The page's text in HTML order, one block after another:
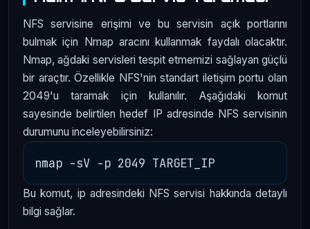
NFS servisine erişimi ve bu servisin açık portlarını
bulmak için Nmap aracını kullanmak faydalı olacaktır.
Nmap, ağdaki servisleri tespit etmemizi sağlayan güçlü
bir araçtır. Özellikle NFS'nin standart iletişim portu olan
2049'u taramak için kullanılır. Aşağıdaki komut
sayesinde belirtilen hedef IP adresinde NFS servisinin
durumunu inceleyebilirsiniz:
Bu komut, ip adresindeki NFS servisi hakkında detaylı
bilgi sağlar.